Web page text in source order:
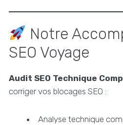
Notre
SEO Voyage
Audit SEO Technique
corriger vos blocages SEO :
Analyse technique